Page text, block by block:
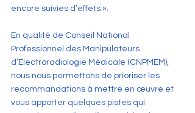
encore suivies d’effets ».
En qualité de Conseil National
Professionnel des Manipulateurs
d’Electroradiologie Médicale (CNPMEM),
nous nous permettons de prioriser les
recommandations à mettre en œuvre et
vous apporter quelques pistes qui